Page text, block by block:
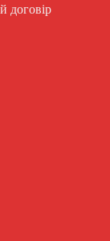
договір